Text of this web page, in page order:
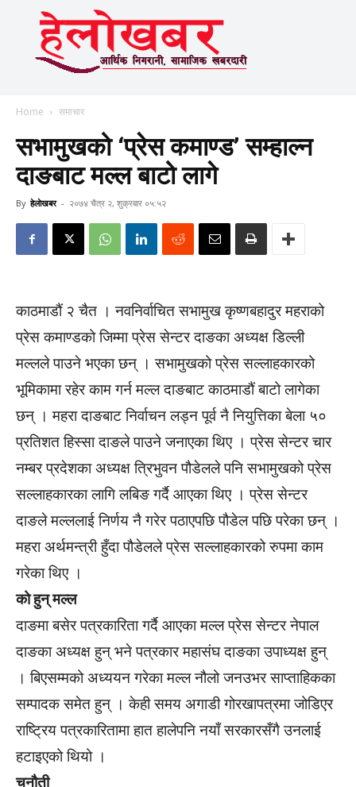
Home समाचार
सभामुखको ‘प्रेस कमाण्ड’ सम्हाल्न
दाङबाट मल्ल बाटो लागे
By हेलाेखबर - २०७४ चैत्र २, शुक्रबार ०५:५२
काठमाडौं २ चैत । नवनिर्वाचित सभामुख कृष्णबहादुर महराको
प्रेस कमाण्डको जिम्मा प्रेस सेन्टर दाङका अध्यक्ष डिल्ली
मल्लले पाउने भएका छन् । सभामुखको प्रेस सल्लाहकारको
भूमिकामा रहेर काम गर्न मल्ल दाङबाट काठमाडौं बाटो लागेका
छन् । महरा दाङबाट निर्वाचन लड्न पूर्व नै नियुत्तिका बेला ५०
प्रतिशत हिस्सा दाङले पाउने जनाएका थिए । प्रेस सेन्टर चार
नम्बर प्रदेशका अध्यक्ष त्रिभुवन पौडेलले पनि सभामुखको प्रेस
सल्लाहकारका लागि लबिङ गर्दै आएका थिए । प्रेस सेन्टर
दाङले मल्ललाई निर्णय नै गरेर पठाएपछि पौडेल पछि परेका छन् ।
महरा अर्थमन्त्री हुँदा पौडेलले प्रेस सल्लाहकारको रुपमा काम
गरेका थिए ।
को हुन् मल्ल
दाङमा बसेर पत्रकारिता गर्दै आएका मल्ल प्रेस सेन्टर नेपाल
दाङका अध्यक्ष हुन् भने पत्रकार महासंघ दाङका उपाध्यक्ष हुन्
। बिएसम्मको अध्ययन गरेका मल्ल नौलो जनउभर साप्ताहिकका
सम्पादक समेत हुन् । केही समय अगाडी गोरखापत्रमा जोडिएर
राष्ट्रिय पत्रकारितामा हात हालेपनि नयाँ सरकारसँगै उनलाई
हटाइएको थियो ।
चुनौती